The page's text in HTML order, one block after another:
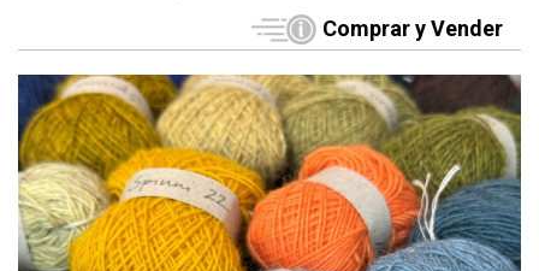
Comprar y Vender